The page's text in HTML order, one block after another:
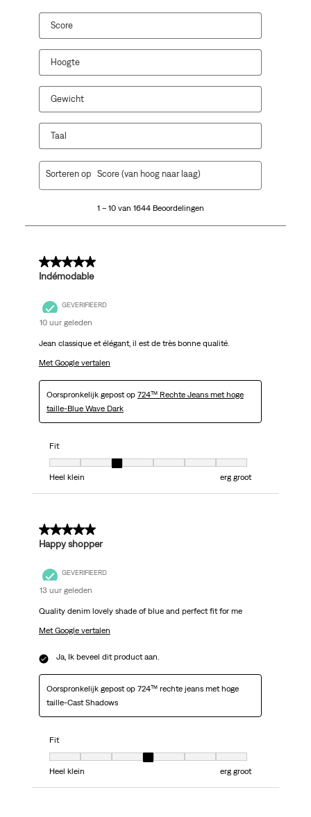
Score
Hoogte
Gewicht
Taal
1644
1 – 10 van 1644 Beoordelingen
Sorteren op Score (van hoog naar laag)
5 van 5 sterren.
Indémodable
GEVERIFIEERD
10 uur geleden
Jean classique et élégant, il est de très bonne qualité.
Met Google vertalen
Oorspronkelijk gepost op 724™ Rechte Jeans met hoge
taille-Blue Wave Dark
Fit
Fit, 3 van 7, waarbij 1 gelijk is aan Heel klein en 7 gelijk is aan erg groot
Heel klein
erg groot
5 van 5 sterren.
Happy shopper
GEVERIFIEERD
13 uur geleden
Quality denim lovely shade of blue and perfect fit for me
Met Google vertalen
Ja, Ik beveel dit product aan.
Oorspronkelijk gepost op 724™ rechte jeans met hoge
taille-Cast Shadows
Fit
Fit, 4 van 7, waarbij 1 gelijk is aan Heel klein en 7 gelijk is aan erg groot
Heel klein
erg groot